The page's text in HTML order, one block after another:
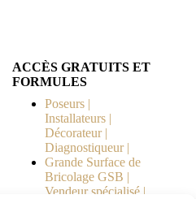
ACCÈS GRATUITS ET
FORMULES
Poseurs |
Installateurs |
Décorateur |
Diagnostiqueur |
Grande Surface de
Bricolage GSB |
Vendeur spécialisé |